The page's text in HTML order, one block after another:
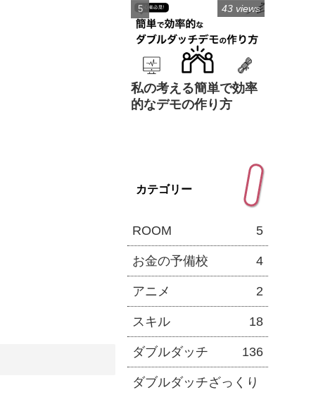
私の考える簡単で効率
的なデモの作り方
43 views
カテゴリー
ROOM 5
お金の予備校 4
アニメ 2
スキル 18
ダブルダッチ 136
ダブルダッチざっくり